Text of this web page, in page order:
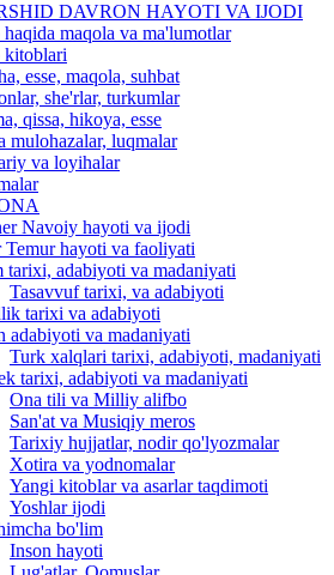
DAVRON HAYOTI VA IJODI
maqola va ma'lumotlar
esse, maqola, suhbat
she'rlar, turkumlar
qissa, hikoya, esse
mulohazalar, luqmalar
va loyihalar
Navoiy hayoti va ijodi
hayoti va faoliyati
tarixi, adabiyoti va madaniyati
Tasavvuf tarixi, va adabiyoti
tarixi va adabiyoti
adabiyoti va madaniyati
Turk xalqlari tarixi, adabiyoti, madaniyati
tarixi, adabiyoti va madaniyati
Ona tili va Milliy alifbo
San'at va Musiqiy meros
Tarixiy hujjatlar, nodir qo'lyozmalar
Xotira va yodnomalar
Yangi kitoblar va asarlar taqdimoti
Yoshlar ijodi
bo'lim
Inson hayoti